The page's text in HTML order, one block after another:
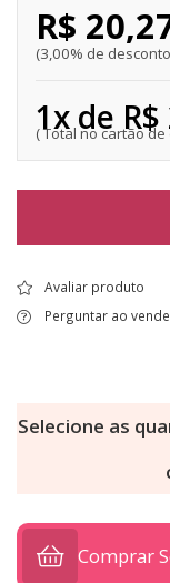
1x de
R$
3,00% de
Avaliar produto
Perguntar ao
Selecione as
Comprar